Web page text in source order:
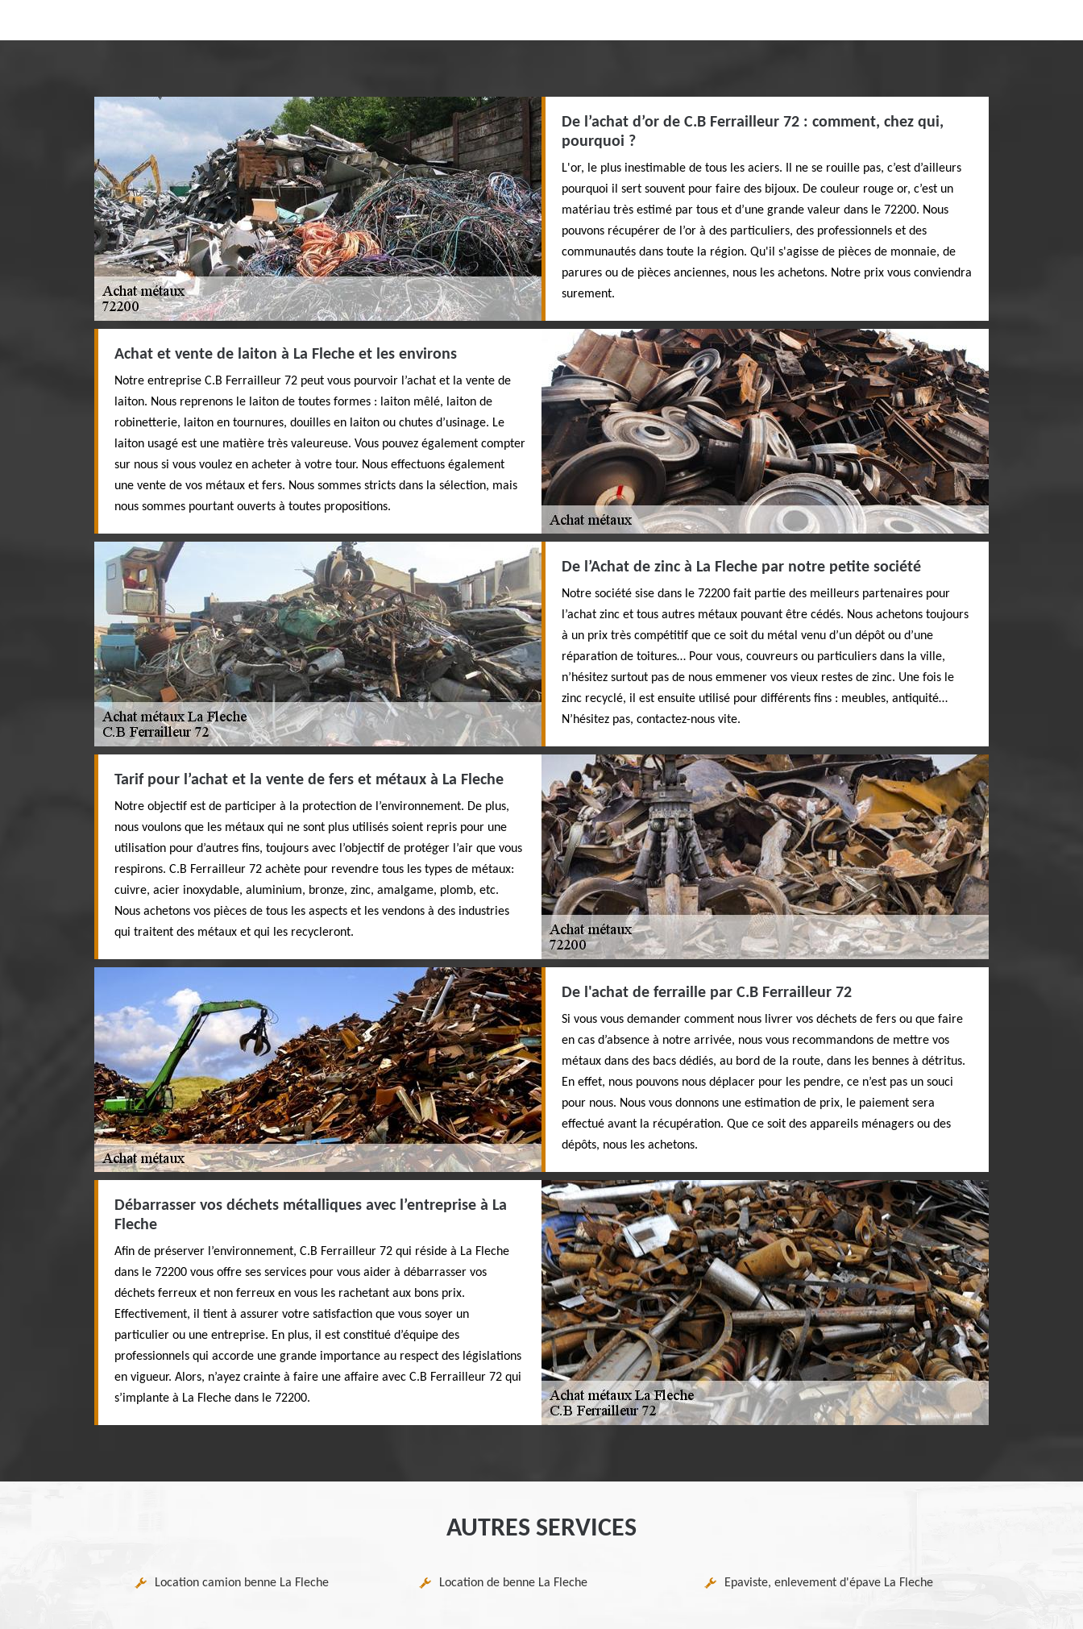
De l’achat d’or de C.B Ferrailleur 72 : comment, chez qui,
pourquoi ?
L'or, le plus inestimable de tous les aciers. Il ne se rouille pas, c’est d’ailleurs
pourquoi il sert souvent pour faire des bijoux. De couleur rouge or, c’est un
matériau très estimé par tous et d’une grande valeur dans le 72200. Nous
pouvons récupérer de l’or à des particuliers, des professionnels et des
communautés dans toute la région. Qu'il s'agisse de pièces de monnaie, de
parures ou de pièces anciennes, nous les achetons. Notre prix vous conviendra
surement.
Achat et vente de laiton à La Fleche et les environs
Notre entreprise C.B Ferrailleur 72 peut vous pourvoir l’achat et la vente de
laiton. Nous reprenons le laiton de toutes formes : laiton mêlé, laiton de
robinetterie, laiton en tournures, douilles en laiton ou chutes d’usinage. Le
laiton usagé est une matière très valeureuse. Vous pouvez également compter
sur nous si vous voulez en acheter à votre tour. Nous effectuons également
une vente de vos métaux et fers. Nous sommes stricts dans la sélection, mais
nous sommes pourtant ouverts à toutes propositions.
De l’Achat de zinc à La Fleche par notre petite société
Notre société sise dans le 72200 fait partie des meilleurs partenaires pour
l’achat zinc et tous autres métaux pouvant être cédés. Nous achetons toujours
à un prix très compétitif que ce soit du métal venu d’un dépôt ou d’une
réparation de toitures… Pour vous, couvreurs ou particuliers dans la ville,
n’hésitez surtout pas de nous emmener vos vieux restes de zinc. Une fois le
zinc recyclé, il est ensuite utilisé pour différents fins : meubles, antiquité…
N’hésitez pas, contactez-nous vite.
Tarif pour l’achat et la vente de fers et métaux à La Fleche
Notre objectif est de participer à la protection de l’environnement. De plus,
nous voulons que les métaux qui ne sont plus utilisés soient repris pour une
utilisation pour d’autres fins, toujours avec l’objectif de protéger l’air que vous
respirons. C.B Ferrailleur 72 achète pour revendre tous les types de métaux:
cuivre, acier inoxydable, aluminium, bronze, zinc, amalgame, plomb, etc.
Nous achetons vos pièces de tous les aspects et les vendons à des industries
qui traitent des métaux et qui les recycleront.
De l'achat de ferraille par C.B Ferrailleur 72
Si vous vous demander comment nous livrer vos déchets de fers ou que faire
en cas d’absence à notre arrivée, nous vous recommandons de mettre vos
métaux dans des bacs dédiés, au bord de la route, dans les bennes à détritus.
En effet, nous pouvons nous déplacer pour les pendre, ce n’est pas un souci
pour nous. Nous vous donnons une estimation de prix, le paiement sera
effectué avant la récupération. Que ce soit des appareils ménagers ou des
dépôts, nous les achetons.
Débarrasser vos déchets métalliques avec l’entreprise à La
Fleche
Afin de préserver l’environnement, C.B Ferrailleur 72 qui réside à La Fleche
dans le 72200 vous offre ses services pour vous aider à débarrasser vos
déchets ferreux et non ferreux en vous les rachetant aux bons prix.
Effectivement, il tient à assurer votre satisfaction que vous soyer un
particulier ou une entreprise. En plus, il est constitué d’équipe des
professionnels qui accorde une grande importance au respect des législations
en vigueur. Alors, n’ayez crainte à faire une affaire avec C.B Ferrailleur 72 qui
s’implante à La Fleche dans le 72200.
AUTRES SERVICES
Location camion benne La Fleche Location de benne La Fleche Epaviste, enlevement d'épave La Fleche